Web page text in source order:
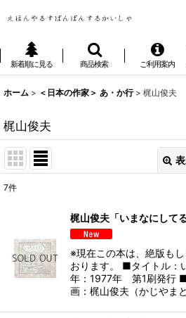
新着順に見る 商品検索 ご利用案内
ホーム > ＜日本の作家＞ あ・か行 > 梶山俊夫
梶山俊夫
並び順:
絞り込む
7件
梶山俊夫「いまなにして
※現在この本は、絶版も
おります。 ■タイトル：
年：1977年 第1刷発行
画：梶山俊夫（かじやま